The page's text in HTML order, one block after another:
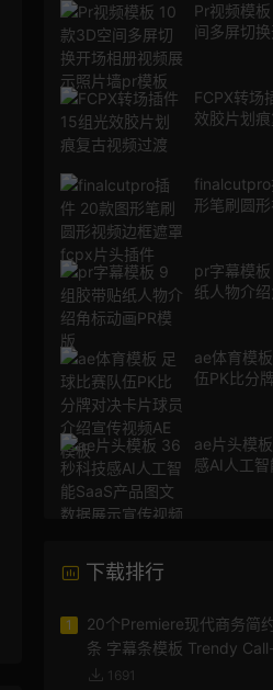
Pr视频模
间多屏切
FCPX转场
效胶片划
finalcutpro
形笔刷圆
pr字幕模
纸人物介
ae体育模
伍PK比分
ae片头模板 36秒科技
感AI人工智
下载排行
1
20个Premiere现代商务简
条 字幕条模板 Trendy
1691